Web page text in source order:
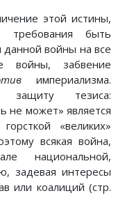
этой истины,
требования быть
войны на все
войны, забвение
империализма.
тезиса:
не может» является
«великих»
всякая война,
национальной,
задевая интересы
или коалиций (стр.